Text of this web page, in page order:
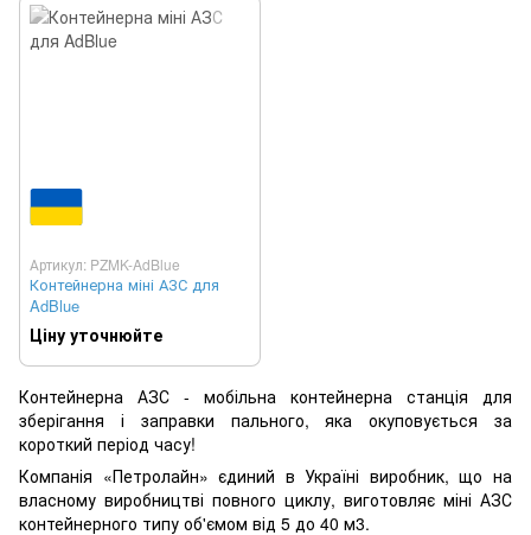
Артикул: PZMK-AdBlue
Контейнерна міні АЗС для
AdBlue
Ціну уточнюйте
Контейнерна АЗС - мобільна контейнерна станція для
зберігання і заправки пального, яка окуповується за
короткий період часу!
Компанія «Петролайн» єдиний в Україні виробник, що на
власному виробництві повного циклу, виготовляє міні АЗС
контейнерного типу об'ємом від 5 до 40 м3.